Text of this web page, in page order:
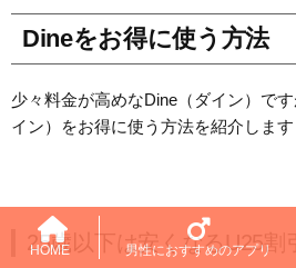
HOME 男性におすすめのアプリ
Dineをお得に使う方法
少々料金が高めなDine（ダイン）で
イン）をお得に使う方法を紹介します
25歳以下は安くなるU25割